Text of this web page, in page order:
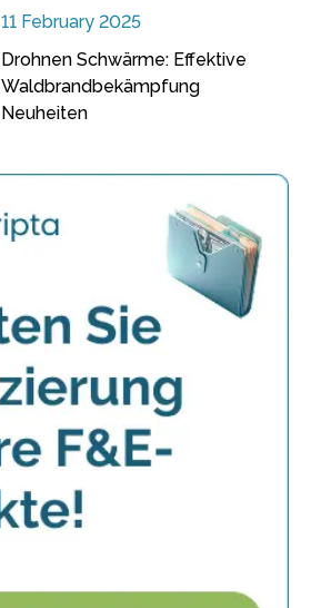
11 February 2025
Drohnen Schwärme: Effektive
Waldbrandbekämpfung
Neuheiten